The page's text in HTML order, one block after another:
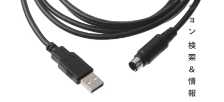
シ
ョ
ン
検
索
＆
情
報